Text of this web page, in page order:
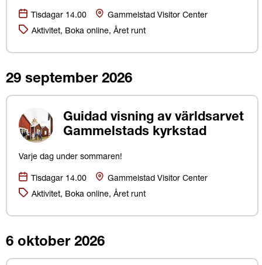
Datum:
Tisdagar 14.00 Plats
Gammelstad Visitor Center
Kategorier:
Aktivitet, Boka online, Året runt
29 september 2026
Guidad visning av världsarvet
Gammelstads kyrkstad
Varje dag under sommaren!
Datum:
Tisdagar 14.00 Plats
Gammelstad Visitor Center
Kategorier:
Aktivitet, Boka online, Året runt
6 oktober 2026